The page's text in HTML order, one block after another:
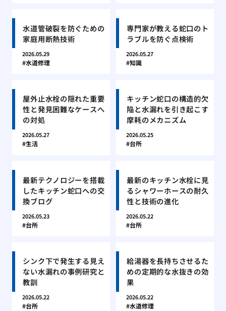
水道管破裂を防ぐための
家庭用断熱技術
2026.05.29
水道修理
専門家が教える蛇口のト
ラブルを防ぐ点検術
2026.05.27
知識
屋外止水栓の隠れた重要
性と発見困難なケースへ
の対処
2026.05.27
生活
キッチン蛇口の構造的欠
陥と水漏れを引き起こす
摩耗のメカニズム
2026.05.25
台所
最新テクノロジーを搭載
したキッチン蛇口への交
換ブログ
2026.05.23
台所
最新のキッチン水栓に見
るシャワーホースの耐久
性と技術の進化
2026.05.22
台所
シンク下で発生する見え
ない水漏れの事例研究と
教訓
2026.05.22
台所
給湯器を長持ちさせるた
めの定期的な水抜きの効
果
2026.05.22
水道修理